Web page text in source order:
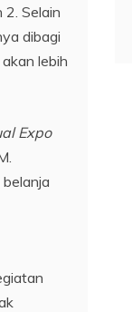
Selain
dibagi
lebih
Expo